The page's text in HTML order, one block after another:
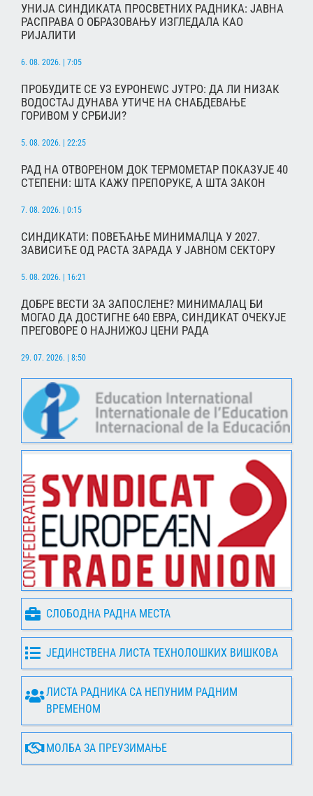
УНИЈА СИНДИКАТА ПРОСВЕТНИХ РАДНИКА: ЈАВНА
РАСПРАВА О ОБРАЗОВАЊУ ИЗГЛЕДАЛА КАО
РИЈАЛИТИ
6. 08. 2026. | 7:05
ПРОБУДИТЕ СЕ УЗ ЕУРОНЕWС ЈУТРО: ДА ЛИ НИЗАК
ВОДОСТАЈ ДУНАВА УТИЧЕ НА СНАБДЕВАЊЕ
ГОРИВОМ У СРБИЈИ?
5. 08. 2026. | 22:25
РАД НА ОТВОРЕНОМ ДОК ТЕРМОМЕТАР ПОКАЗУЈЕ 40
СТЕПЕНИ: ШТА КАЖУ ПРЕПОРУКЕ, А ШТА ЗАКОН
7. 08. 2026. | 0:15
СИНДИКАТИ: ПОВЕЋАЊЕ МИНИМАЛЦА У 2027.
ЗАВИСИЋЕ ОД РАСТА ЗАРАДА У ЈАВНОМ СЕКТОРУ
5. 08. 2026. | 16:21
ДОБРЕ ВЕСТИ ЗА ЗАПОСЛЕНЕ? МИНИМАЛАЦ БИ
МОГАО ДА ДОСТИГНЕ 640 ЕВРА, СИНДИКАТ ОЧЕКУЈЕ
ПРЕГОВОРЕ О НАЈНИЖОЈ ЦЕНИ РАДА
29. 07. 2026. | 8:50
СЛОБОДНА РАДНА МЕСТА
ЈЕДИНСТВЕНА ЛИСТА ТЕХНОЛОШКИХ ВИШКОВА
ЛИСТА РАДНИКА СА НЕПУНИМ РАДНИМ
ВРЕМЕНОМ
МОЛБА ЗА ПРЕУЗИМАЊЕ